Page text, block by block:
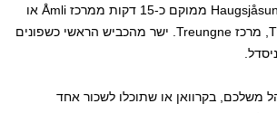
הקמפינג המשפחתי Haugsjåsund ממוקם כ-15 דקות ממרכז Åmli או
כ-5 דקות מ- Tveitsund, מרכז Treungne. ישר מהכביש הראשי כשפונים
משלכם, בקרוואן או שתוכלו לשכור אחד